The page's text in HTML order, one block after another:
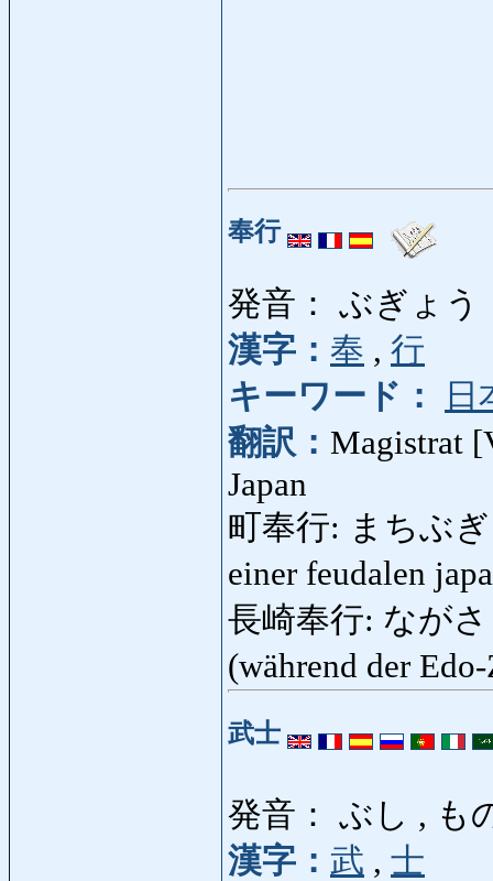
奉行
発音： ぶぎょう
漢字： 奉 , 行
キーワード：
日
翻訳： Magistrat
Japan
町奉行: まちぶ
einer feudalen
長崎奉行: ながさ
(während der
武士
発音： ぶし , も
漢字： 武 , 士